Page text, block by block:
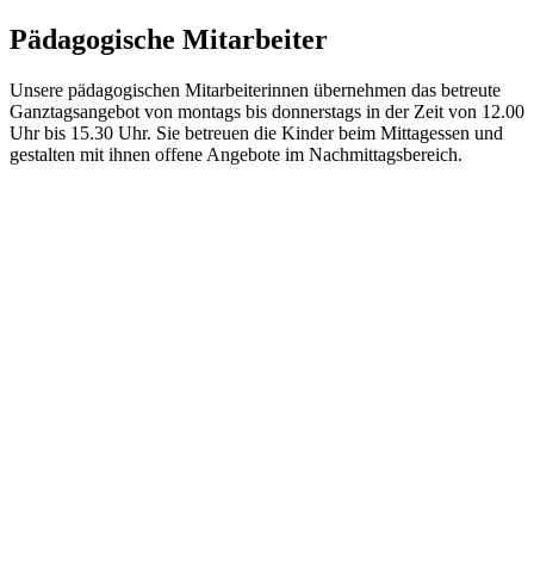
Pädagogische Mitarbeiter
Unsere pädagogischen Mitarbeiterinnen übernehmen das betreute
Ganztagsangebot von montags bis donnerstags in der Zeit von 12.00
Uhr bis 15.30 Uhr. Sie betreuen die Kinder beim Mittagessen und
gestalten mit ihnen offene Angebote im Nachmittagsbereich.